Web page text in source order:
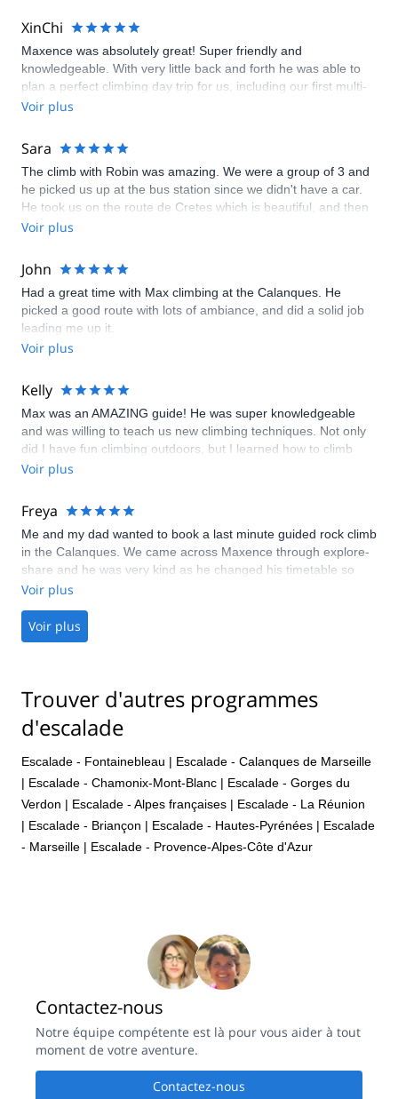
XinChi
Maxence was absolutely great! Super friendly and
knowledgeable. With very little back and forth he was able to
plan a perfect climbing day trip for us, including our first multi-
pitch climb (and all of this was actually a backup plan, since the
look forward to going climbing again in Calanque and would
not hesitate to book him again!!
Voir plus
Sara
The climb with Robin was amazing. We were a group of 3 and
he picked us up at the bus station since we didn't have a car.
He took us on the route de Cretes which is beautiful, and then
climbed les Calanques. The day was perfect and the view was
Cassis since we luckily had the time to visit it. I would definitely
recommend the guide, who watched over us and is friendly,
and the route which was so beautiful!
Voir plus
John
Had a great time with Max climbing at the Calanques. He
picked a good route with lots of ambiance, and did a solid job
leading me up it.
Voir plus
Kelly
Max was an AMAZING guide! He was super knowledgeable
and was willing to teach us new climbing techniques. Not only
did I have fun climbing outdoors, but I learned how to climb
better outside. I highly recommend this trip! You won´t be
Voir plus
Freya
Me and my dad wanted to book a last minute guided rock climb
in the Calanques. We came across Maxence through explore-
share and he was very kind as he changed his timetable so
that he could take us out at short notice. Me and my dad were
put us at ease. He was friendly and warm and very
encouraging when we were on the rocks. He took us to the
us and sent them to us afterwards. He also provided us with all
the equipment that we needed and found us suitable routes to
climb for our levels. We would recommend Maxence to anyone
Voir plus
Voir plus
Trouver d'autres programmes
d'escalade
Escalade - Fontainebleau | Escalade - Calanques de Marseille
| Escalade - Chamonix-Mont-Blanc | Escalade - Gorges du
Verdon | Escalade - Alpes françaises | Escalade - La Réunion
| Escalade - Briançon | Escalade - Hautes-Pyrénées | Escalade
- Marseille | Escalade - Provence-Alpes-Côte d'Azur
Contactez-nous
Notre équipe compétente est là pour vous aider à tout
moment de votre aventure.
Contactez-nous